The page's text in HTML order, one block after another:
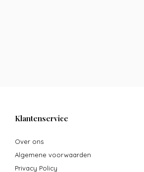
Klantenservice
Over ons
Algemene voorwaarden
Privacy Policy